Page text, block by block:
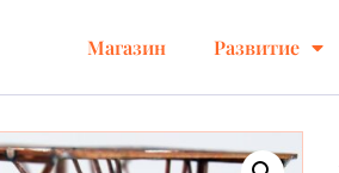
Магазин Развитие